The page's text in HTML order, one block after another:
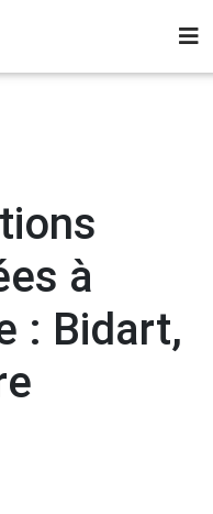
à
: Bidart,